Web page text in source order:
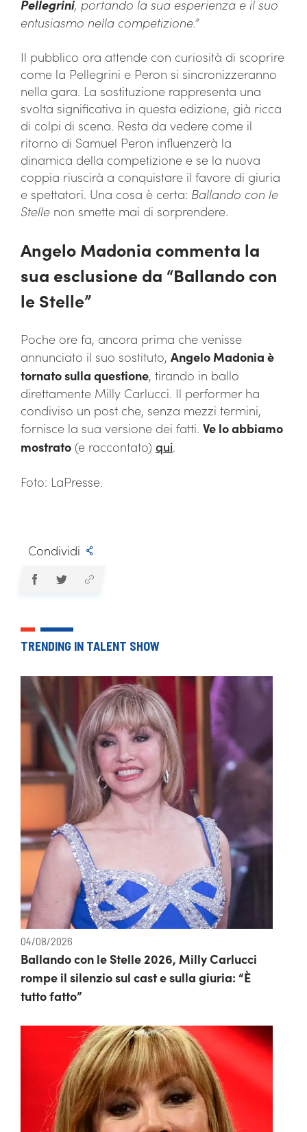
Pellegrini, portando la sua esperienza e il suo
entusiasmo nella competizione.”
Il pubblico ora attende con curiosità di scoprire
come la Pellegrini e Peron si sincronizzeranno
nella gara. La sostituzione rappresenta una
svolta significativa in questa edizione, già ricca
di colpi di scena. Resta da vedere come il
ritorno di Samuel Peron influenzerà la
dinamica della competizione e se la nuova
coppia riuscirà a conquistare il favore di giuria
e spettatori. Una cosa è certa: Ballando con le
Stelle non smette mai di sorprendere.
Angelo Madonia commenta la
sua esclusione da “Ballando con
le Stelle”
Poche ore fa, ancora prima che venisse
annunciato il suo sostituto, Angelo Madonia è
tornato sulla questione, tirando in ballo
direttamente Milly Carlucci. Il performer ha
condiviso un post che, senza mezzi termini,
fornisce la sua versione dei fatti. Ve lo abbiamo
mostrato (e raccontato) qui.
Foto: LaPresse.
Condividi
TRENDING IN TALENT SHOW
04/08/2026
Ballando con le Stelle 2026, Milly Carlucci
rompe il silenzio sul cast e sulla giuria: “È
tutto fatto”